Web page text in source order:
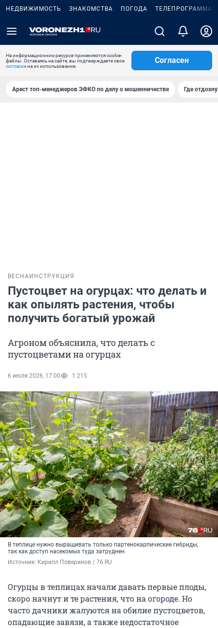
НЕДВИЖИМОСТЬ ЗНАКОМСТВА ПОГОДА ТЕЛЕПРОГРАММА
На информационном ресурсе применяются cookie-
файлы. Оставаясь на сайте, вы подтверждаете свое
согласиена их использование.
Согласен
Арест топ-менеджеров ЭФКО по делу о мошенничестве Где
ВЕСНА ИНСТРУКЦИЯ
Пустоцвет на огурцах: что делать и
как опылять растения, чтобы
получить богатый урожай
Агроном объяснила, что делать с
пустоцветами на огурцах
6 июля 2026, 17:00 1 215
В теплице нужно выращивать только партенокарпические гибриды,
так как доступ насекомых туда затруднен
Источник: Кирилл Поверинов / 76.RU
Огурцы в теплицах начали давать первые плоды,
скоро начнут и те растения, что на огороде. Но
часто дачники жалуются на обилие пустоцветов,
опадающие завязи, а также недостаточное